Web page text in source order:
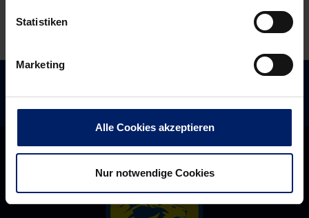
Statistiken
Marketing
Alle Cookies akzeptieren
Nur notwendige Cookies